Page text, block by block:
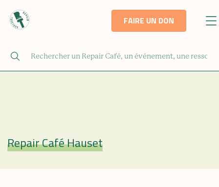
FAIRE UN DON
Repair Café
Repair Café Hauset